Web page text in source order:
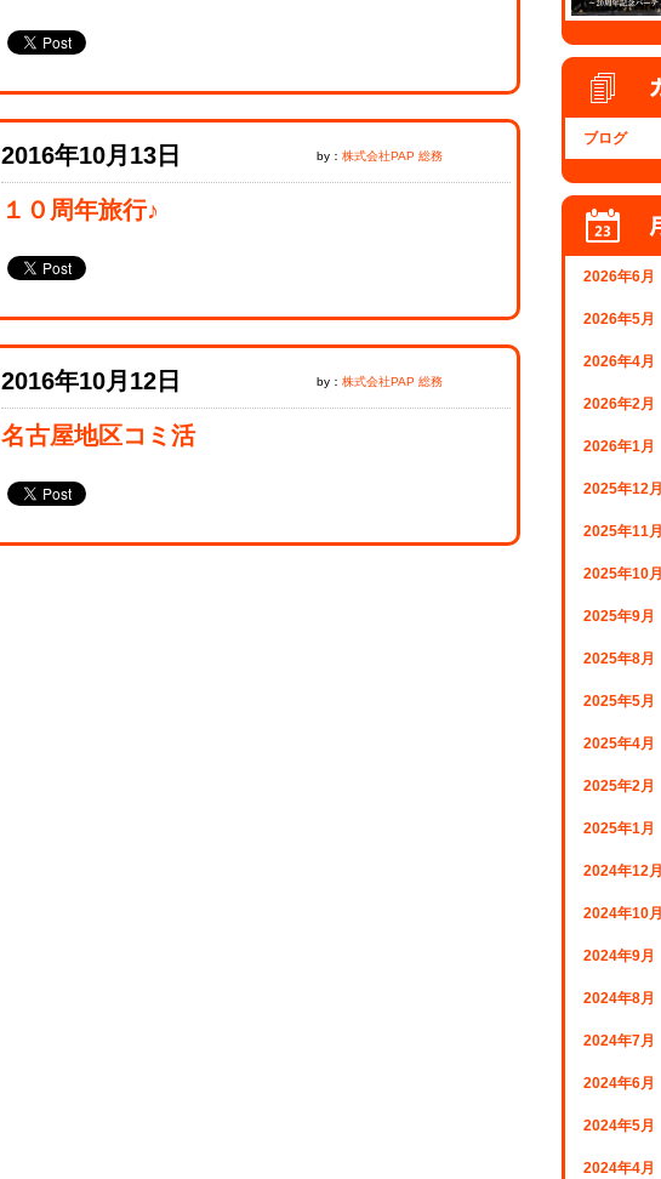
2016年10月13日 by： 株式会社PAP 総務
１０周年旅行♪
2016年10月12日 by： 株式会社PAP 総務
名古屋地区コミ活
ブログ
2026年6月
2026年5月
2026年4月
2026年2月
2026年1月
2025年12月
2025年11月
2025年10月
2025年9月
2025年8月
2025年5月
2025年4月
2025年2月
2025年1月
2024年12月
2024年10月
2024年9月
2024年8月
2024年7月
2024年6月
2024年5月
2024年4月